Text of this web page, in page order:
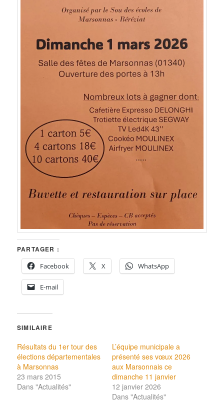
PARTAGER :
Facebook
X WhatsApp
E-mail
SIMILAIRE
Résultats du 1er tour des
élections départementales
à Marsonnas
23 mars 2015
Dans "Actualités"
L’équipe municipale a
présenté ses vœux 2026
aux Marsonnais ce
dimanche 11 janvier
12 janvier 2026
Dans "Actualités"